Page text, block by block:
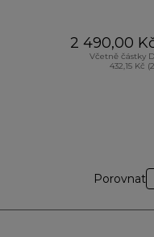
2 490,00
Včetně částky
432,15 Kč
Porovnat